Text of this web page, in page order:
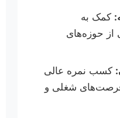
کمک به
حوزه‌های
کسب نمره عالی
فرصت‌های شغلی و